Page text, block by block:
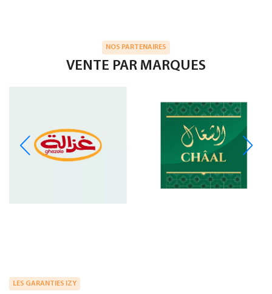
NOS PARTENAIRES
VENTE PAR MARQUES
LES GARANTIES IZY